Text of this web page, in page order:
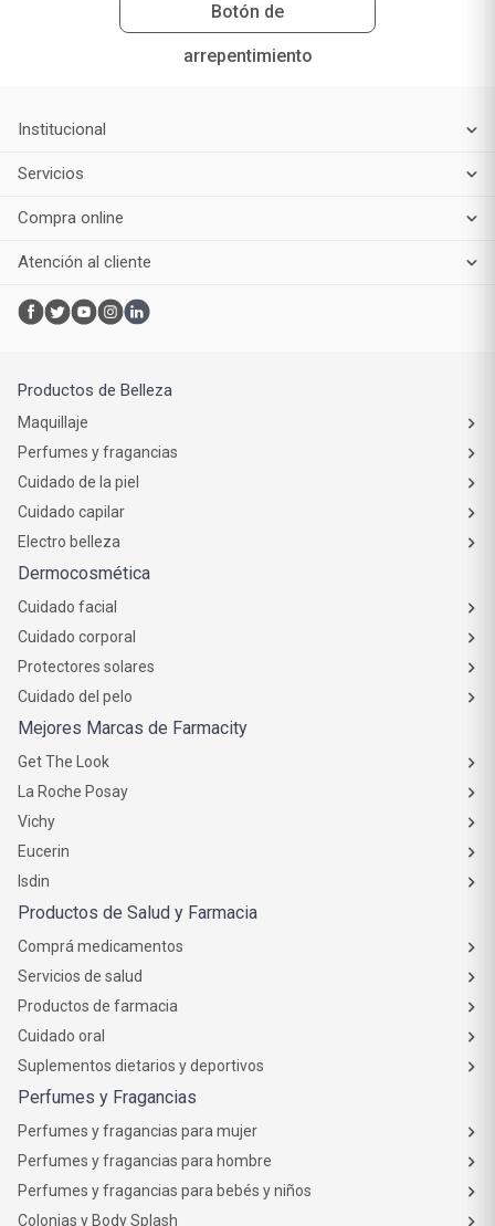
Botón de
arrepentimiento
Institucional
Servicios
Compra online
Atención al cliente
Productos de Belleza
Maquillaje
Perfumes y fragancias
Cuidado de la piel
Cuidado capilar
Electro belleza
Dermocosmética
Cuidado facial
Cuidado corporal
Protectores solares
Cuidado del pelo
Mejores Marcas de Farmacity
Get The Look
La Roche Posay
Vichy
Eucerin
Isdin
Productos de Salud y Farmacia
Comprá medicamentos
Servicios de salud
Productos de farmacia
Cuidado oral
Suplementos dietarios y deportivos
Perfumes y Fragancias
Perfumes y fragancias para mujer
Perfumes y fragancias para hombre
Perfumes y fragancias para bebés y niños
Colonias y Body Splash